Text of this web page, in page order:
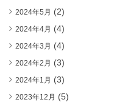
2024年5月 (2)
2024年4月 (4)
2024年3月 (4)
2024年2月 (3)
2024年1月 (3)
2023年12月 (5)